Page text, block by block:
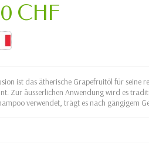
CHF
ist das ätherische Grapefruitöl für seine
Zur äusserlichen Anwendung wird es
verwendet, trägt es nach gängigem